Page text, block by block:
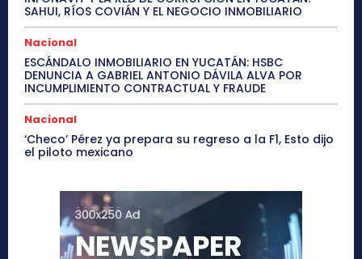
SAHUI, RÍOS COVIÁN Y EL NEGOCIO INMOBILIARIO
Nacional
ESCÁNDALO INMOBILIARIO EN YUCATÁN: HSBC
DENUNCIA A GABRIEL ANTONIO DÁVILA ALVA POR
INCUMPLIMIENTO CONTRACTUAL Y FRAUDE
Nacional
‘Checo’ Pérez ya prepara su regreso a la F1, Esto dijo
el piloto mexicano